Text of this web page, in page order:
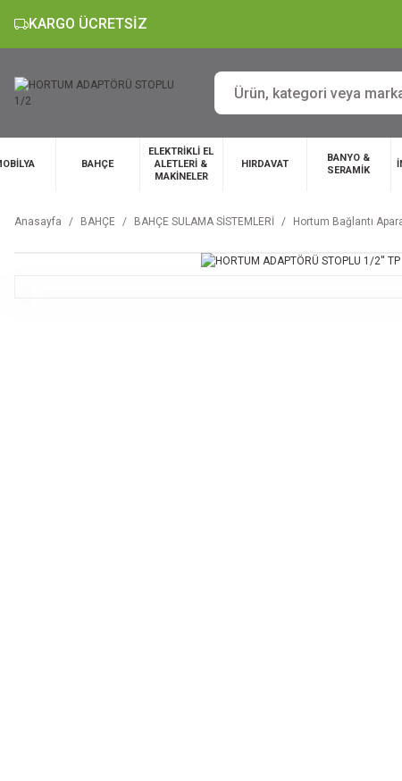
KARGO ÜCRETSİZ
BAHÇE
ELEKTRİKLİ EL
ALETLERİ &
MAKİNELER
HIRDAVAT
BANYO &
SERAMİK
Anasayfa BAHÇE BAHÇE SULAMA SİSTEMLERİ Hortum Bağlantı